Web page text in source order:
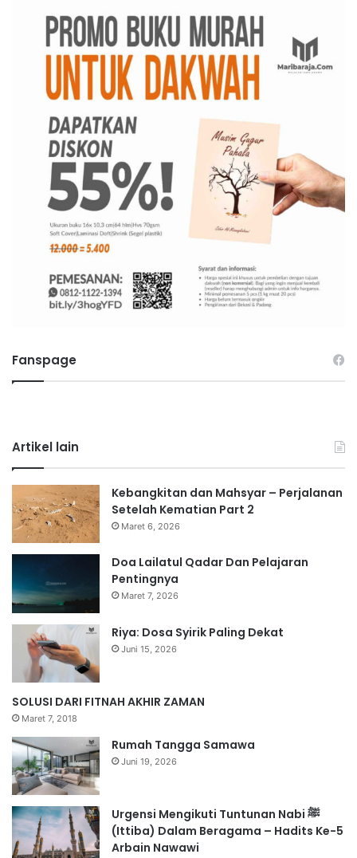
Fanspage
Artikel lain
Kebangkitan dan Mahsyar – Perjalanan
Setelah Kematian Part 2
Maret 6, 2026
Doa Lailatul Qadar Dan Pelajaran
Pentingnya
Maret 7, 2026
Riya: Dosa Syirik Paling Dekat
Juni 15, 2026
SOLUSI DARI FITNAH AKHIR ZAMAN
Maret 7, 2018
Rumah Tangga Samawa
Juni 19, 2026
Urgensi Mengikuti Tuntunan Nabi ﷺ
(Ittiba) Dalam Beragama – Hadits Ke-5
Arbain Nawawi